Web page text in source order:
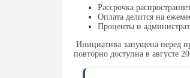
Рассрочка
Оплата делится на
Проценты и
Инициатива запущена перед
повторно доступна в августе